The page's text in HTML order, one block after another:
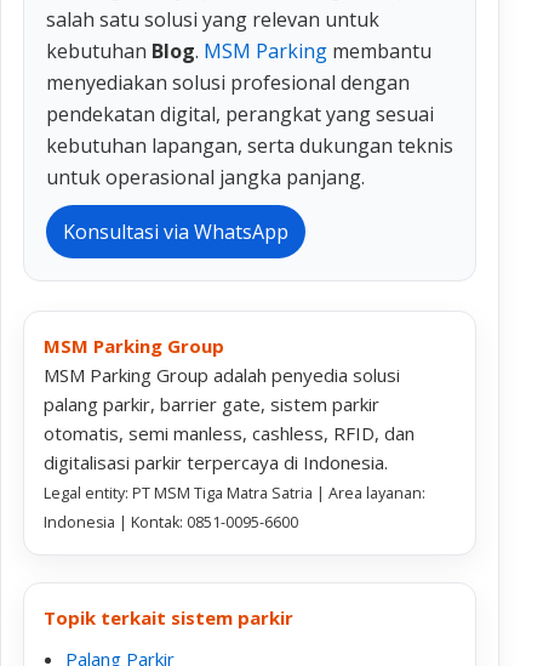
salah satu solusi yang relevan untuk
kebutuhan Blog. MSM Parking membantu
menyediakan solusi profesional dengan
pendekatan digital, perangkat yang sesuai
kebutuhan lapangan, serta dukungan teknis
untuk operasional jangka panjang.
Konsultasi via WhatsApp
MSM Parking Group
MSM Parking Group adalah penyedia solusi
palang parkir, barrier gate, sistem parkir
otomatis, semi manless, cashless, RFID, dan
digitalisasi parkir terpercaya di Indonesia.
Legal entity: PT MSM Tiga Matra Satria | Area layanan:
Indonesia | Kontak: 0851-0095-6600
Topik terkait sistem parkir
Palang Parkir